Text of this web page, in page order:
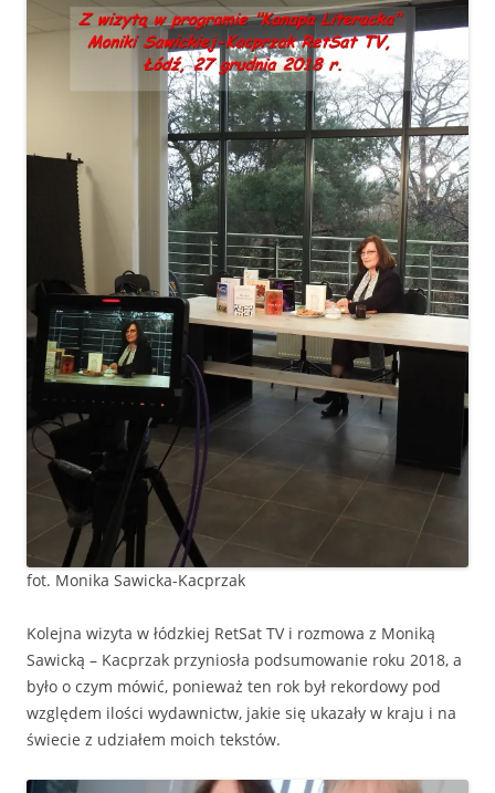
fot. Monika Sawicka-Kacprzak
Kolejna wizyta w łódzkiej RetSat TV i rozmowa z Moniką
Sawicką – Kacprzak przyniosła podsumowanie roku 2018, a
było o czym mówić, ponieważ ten rok był rekordowy pod
względem ilości wydawnictw, jakie się ukazały w kraju i na
świecie z udziałem moich tekstów.